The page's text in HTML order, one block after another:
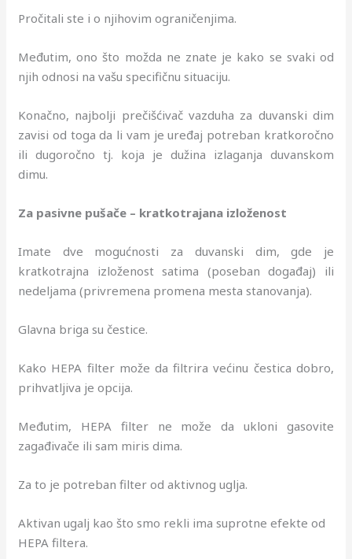
Pročitali ste i o njihovim ograničenjima.
Međutim, ono što možda ne znate je kako se svaki od
njih odnosi na vašu specifičnu situaciju.
Konačno, najbolji prečišćivač vazduha za duvanski dim
zavisi od toga da li vam je uređaj potreban kratkoročno
ili dugoročno tj. koja je dužina izlaganja duvanskom
dimu.
Za pasivne pušače – kratkotrajana izloženost
Imate dve mogućnosti za duvanski dim, gde je
kratkotrajna izloženost satima (poseban događaj) ili
nedeljama (privremena promena mesta stanovanja).
Glavna briga su čestice.
Kako HEPA filter može da filtrira većinu čestica dobro,
prihvatljiva je opcija.
Međutim, HEPA filter ne može da ukloni gasovite
zagađivače ili sam miris dima.
Za to je potreban filter od aktivnog uglja.
Aktivan ugalj kao što smo rekli ima suprotne efekte od
HEPA filtera.